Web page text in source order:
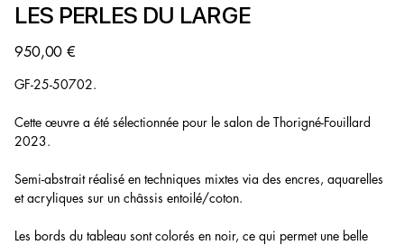
LES PERLES DU LARGE
Prix
950,00 €
GF-25-50702.
Cette œuvre a été sélectionnée pour le salon de Thorigné-Fouillard
2023.
Semi-abstrait réalisé en techniques mixtes via des encres, aquarelles
et acryliques sur un châssis entoilé/coton.
Les bords du tableau sont colorés en noir, ce qui permet une belle